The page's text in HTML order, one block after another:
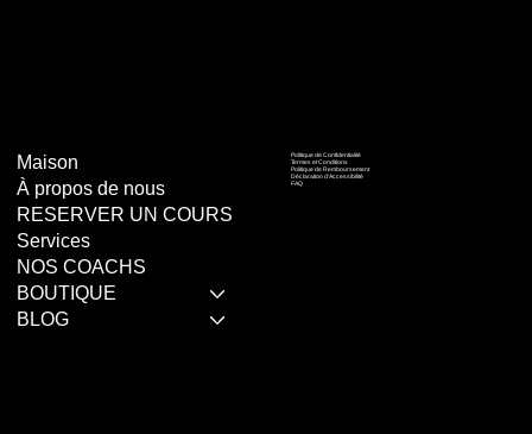
Maison
À propos de nous
RESERVER UN COURS
Services
NOS COACHS
BOUTIQUE
BLOG
Politique de Confidentialité
Termes et Conditions
Politique de Remboursement
Déclaration d'Accessibilité
FAQ